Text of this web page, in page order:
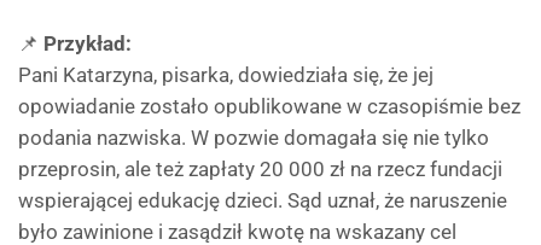
📌 Przykład:
Pani Katarzyna, pisarka, dowiedziała się, że jej
opowiadanie zostało opublikowane w czasopiśmie bez
podania nazwiska. W pozwie domagała się nie tylko
przeprosin, ale też zapłaty 20 000 zł na rzecz fundacji
wspierającej edukację dzieci. Sąd uznał, że naruszenie
było zawinione i zasądził kwotę na wskazany cel